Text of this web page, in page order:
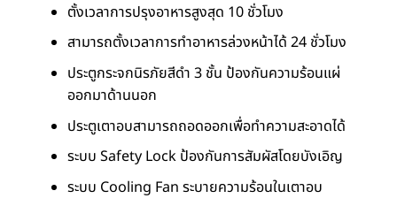
ตั้งเวลาการปรุงอาหารสูงสุด 10 ชั่วโมง
สามารถตั้งเวลาการทำอาหารล่วงหน้าได้ 24 ชั่วโมง
ประตูกระจกนิรภัยสีดำ 3 ชั้น ป้องกันความร้อนแผ่
ออกมาด้านนอก
ประตูเตาอบสามารถถอดออกเพื่อทำความสะอาดได้
ระบบ Safety Lock ป้องกันการสัมผัสโดยบังเอิญ
ระบบ Cooling Fan ระบายความร้อนในเตาอบ